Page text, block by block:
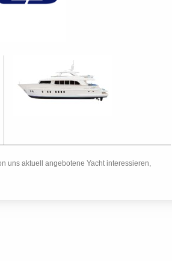
uns aktuell angebotene Yacht interessieren,